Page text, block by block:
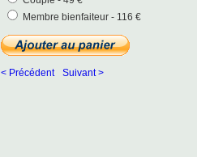
Membre bienfaiteur - 116 €
< Précédent Suivant >